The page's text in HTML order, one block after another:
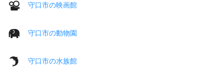
守口市の映画館
守口市の動物園
守口市の水族館